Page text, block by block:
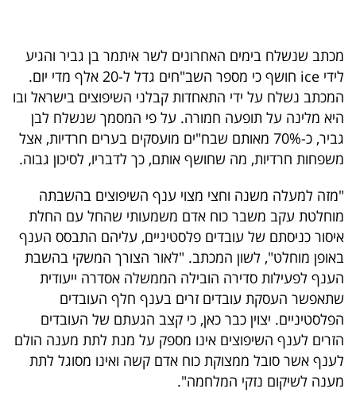
שיתופי
פעולה
דרושים
ניוזלטרים
מייל
אדום
פרסמו
מכתב שנשלח בימים האחרונים לשר איתמר בן גביר והגיע
לידי ice חושף כי מספר השב"חים גדל ל-20 אלף מדי יום.
המכתב נשלח על ידי התאחדות קבלני השיפוצים בישראל ובו
היא מלינה על תופעה חמורה. על פי המסמך שנשלח לבן
גביר, כ-70% מאותם שבח"ים מועסקים בערים חרדיות, אצל
משפחות חרדיות, מה שחושף אותם, כך לדבריו, לסיכון גבוה.
"מזה למעלה משנה וחצי מצוי ענף השיפוצים בהשבתה
מוחלטת עקב משבר כוח אדם משמעותי שהחל עם החלת
איסור כניסתם של עובדים פלסטיניים, עליהם התבסס הענף
באופן מוחלט", לשון המכתב. "לאור הצורך המשקי בהשבת
הענף לפעילות סדירה הובילה הממשלה אסדרה ייעודית
שתאפשר העסקת עובדים זרים בענף חלף העובדים
הפלסטיניים. יצוין כבר כאן, כי קצב הגעתם של העובדים
הזרים לענף השיפוצים אינו מספק על מנת לתת מענה הולם
לענף אשר סובל ממצוקת כוח אדם קשה ואינו מסוגל לתת
מענה לשיקום נזקי המלחמה".